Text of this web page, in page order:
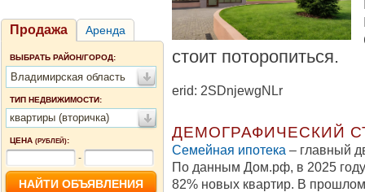
Продажа Аренда
ВЫБРАТЬ РАЙОН/ГОРОД:
Владимирская область
ТИП НЕДВИЖИМОСТИ:
квартиры (вторичка)
ЦЕНА (РУБЛЕЙ):
-
стоит поторопиться.
erid: 2SDnjewgNLr
ДЕМОГРАФИЧЕСКИЙ
Семейная ипотека – главный
По данным Дом.рф, в 2025
82% новых квартир. В